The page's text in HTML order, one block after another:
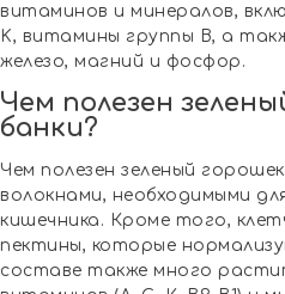
витаминов и минералов,
K, витамины группы B, а
железо, магний и фосфор.
Чем полезен
банки?
Чем полезен зеленый
волокнами, необходимыми
кишечника. Кроме того,
пектины, которые
составе также много